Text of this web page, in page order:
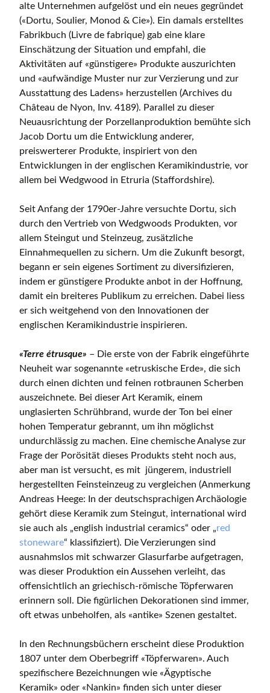
alte Unternehmen aufgelöst und ein neues gegründet
(«Dortu, Soulier, Monod & Cie»). Ein damals erstelltes
Fabrikbuch (Livre de fabrique) gab eine klare
Einschätzung der Situation und empfahl, die
Aktivitäten auf «günstigere» Produkte auszurichten
und «aufwändige Muster nur zur Verzierung und zur
Ausstattung des Ladens» herzustellen (Archives du
Château de Nyon, Inv. 4189). Parallel zu dieser
Neuausrichtung der Porzellanproduktion bemühte sich
Jacob Dortu um die Entwicklung anderer,
preiswerterer Produkte, inspiriert von den
Entwicklungen in der englischen Keramikindustrie, vor
allem bei Wedgwood in Etruria (Staffordshire).
Seit Anfang der 1790er-Jahre versuchte Dortu, sich
durch den Vertrieb von Wedgwoods Produkten, vor
allem Steingut und Steinzeug, zusätzliche
Einnahmequellen zu sichern. Um die Zukunft besorgt,
begann er sein eigenes Sortiment zu diversifizieren,
indem er günstigere Produkte anbot in der Hoffnung,
damit ein breiteres Publikum zu erreichen. Dabei liess
er sich weitgehend von den Innovationen der
englischen Keramikindustrie inspirieren.
«Terre étrusque» – Die erste von der Fabrik eingeführte
Neuheit war sogenannte «etruskische Erde», die sich
durch einen dichten und feinen rotbraunen Scherben
auszeichnete. Bei dieser Art Keramik, einem
unglasierten Schrühbrand, wurde der Ton bei einer
hohen Temperatur gebrannt, um ihn möglichst
undurchlässig zu machen. Eine chemische Analyse zur
Frage der Porösität dieses Produkts steht noch aus,
aber man ist versucht, es mit jüngerem, industriell
hergestellten Feinsteinzeug zu vergleichen (Anmerkung
Andreas Heege: In der deutschsprachigen Archäologie
gehört diese Keramik zum Steingut, international wird
sie auch als „english industrial ceramics“ oder „red
stoneware“ klassifiziert). Die Verzierungen sind
ausnahmslos mit schwarzer Glasurfarbe aufgetragen,
was dieser Produktion ein Aussehen verleiht, das
offensichtlich an griechisch-römische Töpferwaren
erinnern soll. Die figürlichen Dekorationen sind immer,
oft etwas unbeholfen, als «antike» Szenen gestaltet.
In den Rechnungsbüchern erscheint diese Produktion
1807 unter dem Oberbegriff «Töpferwaren». Auch
spezifischere Bezeichnungen wie «Ägyptische
Keramik» oder «Nankin» finden sich unter dieser